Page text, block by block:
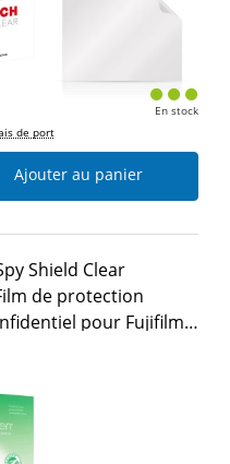
de port
En stock
Ajouter au panier
Shield Clear
de protection
pour Fujifilm